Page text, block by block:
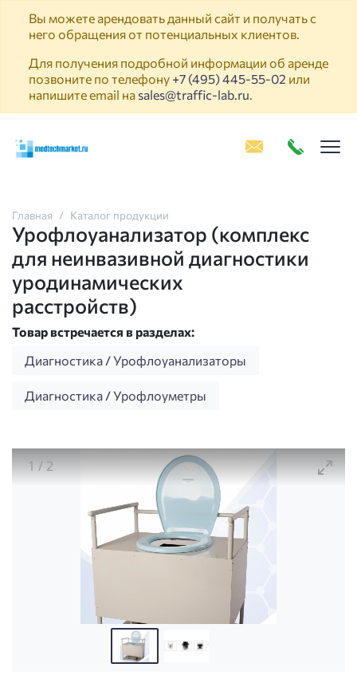
Вы можете арендовать данный сайт и получать с
него обращения от потенциальных клиентов.
Для получения подробной информации об аренде
позвоните по телефону +7 (495) 445-55-02 или
напишите email на sales@traffic-lab.ru.
Главная Каталог продукции
Урофлоуанализатор (комплекс
для неинвазивной диагностики
уродинамических
расстройств)
Товар встречается в разделах:
Диагностика /Урофлоуанализаторы
Диагностика /Урофлоуметры
Урофлоуанализатор (комплекс для
1/2